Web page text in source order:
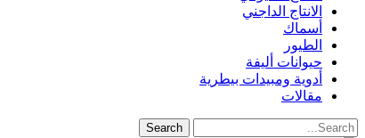
الانتاج الداجني
أسماك
الطيور
حيوانات أليفة
أدوية ومبيدات بيطرية
مقالات